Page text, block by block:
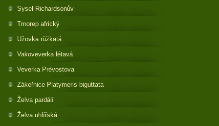
Sysel Richardsonův
Trnorep africký
Užovka růžkatá
Vakoveverka létavá
Veverka Prévostova
Zákeřnice Platymeris biguttata
Želva pardálí
Želva uhlířská